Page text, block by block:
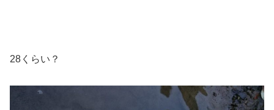
28くらい？